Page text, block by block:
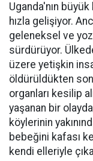
Uganda'nın
hızla gelişiyor.
geleneksel ve
sürdürüyor.
üzere yetişkin
öldürüldükten
organları kesilip
yaşanan bir
köylerinin
bebeğini kafası
kendi elleriyle